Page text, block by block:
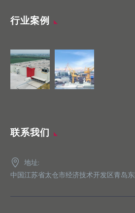
行业案例
联系我们
地址:
中国江苏省太仓市经济技术开发区青岛